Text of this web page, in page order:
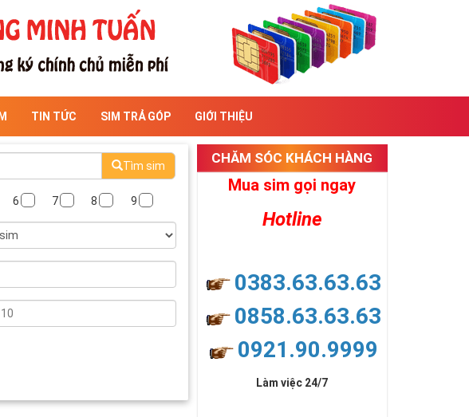
TIN TỨC SIM TRẢ GÓP GIỚI THIỆU
Tìm sim
6 7 8 9
CHĂM SÓC KHÁCH HÀNG
Mua sim gọi ngay
Hotline
0383.63.63.63
0858.63.63.63
0921.90.9999
Làm việc 24/7